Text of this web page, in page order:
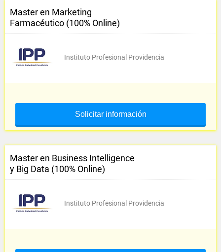
Master en Marketing
Farmacéutico (100% Online)
Instituto Profesional Providencia
Solicitar información
Master en Business Intelligence
y Big Data (100% Online)
Instituto Profesional Providencia